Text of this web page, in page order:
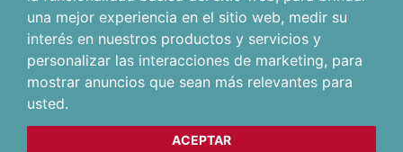
una mejor experiencia en el sitio web, medir su
interés en nuestros productos y servicios y
personalizar las interacciones de marketing, para
mostrar anuncios que sean más relevantes para
usted.
ACEPTAR